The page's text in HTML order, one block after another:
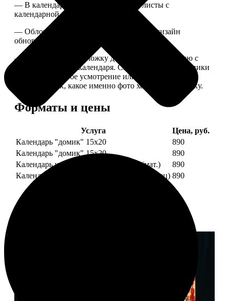
— В календаре 13 листов: обложка+листы с
календарной сеткой.
— Обложка для календаря стандартная, дизайн
обновляем каждый год.
— В кружочек на обложку добавляем фотографию с
одной из страниц календаря. Снимок наши сотрудники
выбирают на свое усмотрение или пишите в
комментариях, какое именно фото хотите на обложку.
Форматы и цены
Услуга
Цена, руб.
Календарь "домик" 15х20
890
Календарь "домик" 15х20
890
Календарь настольный А5 210х148 (мат.)
890
Календарь настольный А5 210х148 (глянец) 890